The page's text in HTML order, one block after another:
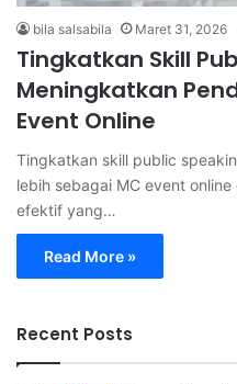
bila salsabila Maret 31, 2026
Tingkatkan Skill
Meningkatkan
Event Online
Tingkatkan skill public
lebih sebagai MC event
efektif yang…
Read More »
Recent Posts